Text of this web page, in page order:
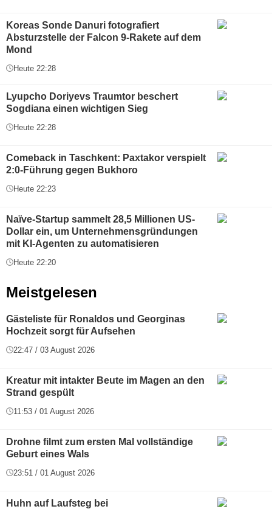
Koreas Sonde Danuri fotografiert
Absturzstelle der Falcon 9-Rakete auf dem
Mond
Heute 22:28
Lyupcho Doriyevs Traumtor beschert
Sogdiana einen wichtigen Sieg
Heute 22:28
Comeback in Taschkent: Paxtakor verspielt
2:0-Führung gegen Bukhoro
Heute 22:23
Naïve-Startup sammelt 28,5 Millionen US-
Dollar ein, um Unternehmensgründungen
mit KI-Agenten zu automatisieren
Heute 22:20
Meistgelesen
Gästeliste für Ronaldos und Georginas
Hochzeit sorgt für Aufsehen
22:47 / 03 August 2026
Kreatur mit intakter Beute im Magen an den
Strand gespült
11:53 / 01 August 2026
Drohne filmt zum ersten Mal vollständige
Geburt eines Wals
23:51 / 01 August 2026
Huhn auf Laufsteg bei